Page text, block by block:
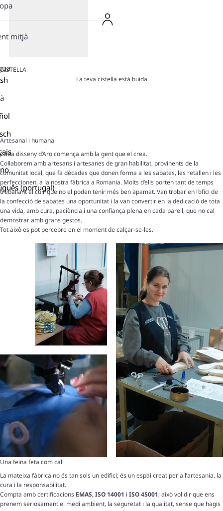
mitjà
(portugal)
CISTELLA
La teva cistella està buida
Artesanal i humana
Cada disseny d’Aro comença amb la gent que el crea.
Col·laborem amb artesans i artesanes de gran habilitat, provinents de la
comunitat local, que fa dècades que donen forma a les sabates, les retallen i les
perfeccionen, a la nostra fàbrica a Romania. Molts d’ells porten tant de temps
treballant el cuir que no el poden tenir més ben apamat. Van trobar en l’ofici de
la confecció de sabates una oportunitat i la van convertir en la dedicació de tota
una vida, amb cura, paciència i una confiança plena en cada parell, que no cal
demostrar amb grans gestos.
Tot això es pot percebre en el moment de calçar-se-les.
Una feina feta com cal
La mateixa fàbrica no és tan sols un edifici; és un espai creat per a l’artesania, la
cura i la responsabilitat.
Compta amb certificacions EMAS, ISO 14001 i ISO 45001; això vol dir que ens
prenem seriosament el medi ambient, la seguretat i la qualitat, sense que hagis